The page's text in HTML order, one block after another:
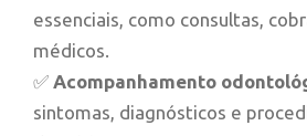
essenciais, como consultas,
médicos.
✅ Acompanhamento
sintomas, diagnósticos e